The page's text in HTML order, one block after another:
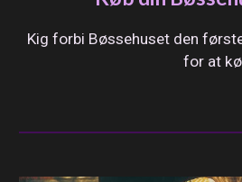
Kig forbi Bøssehuset den
for at